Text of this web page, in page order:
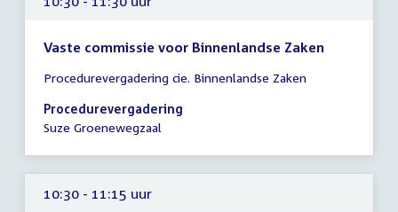
Vaste commissie voor Binnenlandse Zaken
vergadering
10:30
-
uur
Procedurevergadering cie. Binnenlandse Zaken
Procedurevergadering
Suze Groenewegzaal
10:30 - 11:15 uur